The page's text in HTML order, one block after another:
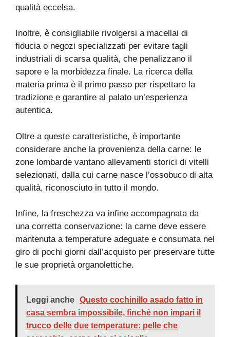
qualità eccelsa.
Inoltre, è consigliabile rivolgersi a macellai di
fiducia o negozi specializzati per evitare tagli
industriali di scarsa qualità, che penalizzano il
sapore e la morbidezza finale. La ricerca della
materia prima è il primo passo per rispettare la
tradizione e garantire al palato un’esperienza
autentica.
Oltre a queste caratteristiche, è importante
considerare anche la provenienza della carne: le
zone lombarde vantano allevamenti storici di vitelli
selezionati, dalla cui carne nasce l’ossobuco di alta
qualità, riconosciuto in tutto il mondo.
Infine, la freschezza va infine accompagnata da
una corretta conservazione: la carne deve essere
mantenuta a temperature adeguate e consumata nel
giro di pochi giorni dall’acquisto per preservare tutte
le sue proprietà organolettiche.
Leggi anche Questo cochinillo asado fatto in
casa sembra impossibile, finché non impari il
trucco delle due temperature: pelle che